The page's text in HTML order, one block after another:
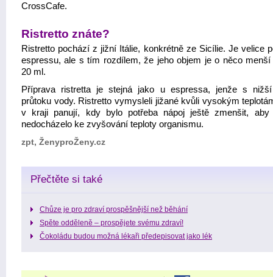
CrossCafe.
Ristretto znáte?
Ristretto pochází z jižní Itálie, konkrétně ze Sicílie. Je velice
espressu, ale s tím rozdílem, že jeho objem je o něco menší
20 ml.
Příprava ristretta je stejná jako u espressa, jenže s nižší
průtoku vody. Ristretto vymysleli jižané kvůli vysokým
v kraji panují, kdy bylo potřeba nápoj ještě zmenšit,
nedocházelo ke zvyšování teploty organismu.
zpt, ŽenyproŽeny.cz
Přečtěte si také
Chůze je pro zdraví prospěšnější než běhání
Spěte odděleně – prospějete svému zdraví!
Čokoládu budou možná lékaři předepisovat jako lék